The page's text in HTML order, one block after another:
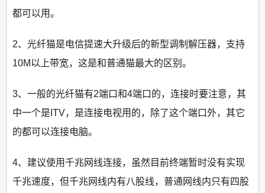
都可以用。
2、光纤猫是电信提速大升级后的新型调制解压器，支持
10M以上带宽，这是和普通猫最大的区别。
3、一般的光纤猫有2端口和4端口的，连接时要注意，其
中一个是ITV，是连接电视用的，除了这个端口外，其它
的都可以连接电脑。
4、建议使用千兆网线连接，虽然目前终端暂时没有实现
千兆速度，但千兆网线内有八股线，普通网线内只有四股